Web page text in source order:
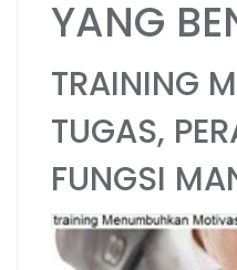
YANG
TRAINING
TUGAS,
FUNGSI